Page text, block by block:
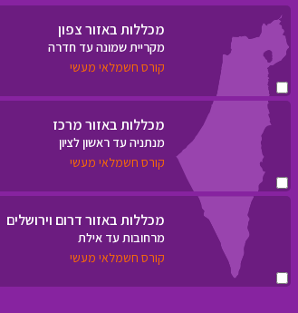
מכללות באזור צפון
מקריית שמונה עד חדרה
קורס חשמלאי מעשי
מכללות באזור מרכז
מנתניה עד ראשון לציון
קורס חשמלאי מעשי
מכללות באזור דרום וירושלים
מרחובות עד אילת
קורס חשמלאי מעשי